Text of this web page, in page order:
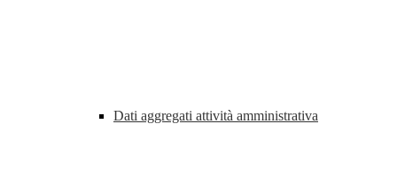
Dati aggregati attività amministrativa